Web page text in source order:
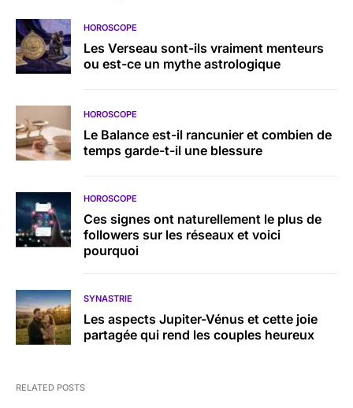
HOROSCOPE
Les Verseau sont-ils vraiment menteurs
ou est-ce un mythe astrologique
HOROSCOPE
Le Balance est-il rancunier et combien de
temps garde-t-il une blessure
HOROSCOPE
Ces signes ont naturellement le plus de
followers sur les réseaux et voici
pourquoi
SYNASTRIE
Les aspects Jupiter-Vénus et cette joie
partagée qui rend les couples heureux
RELATED POSTS